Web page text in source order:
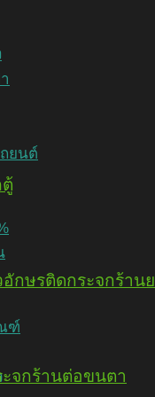
ยนต์
ฑ์
กษรติดกระจกร้าน
จกร้านต่อขนตา